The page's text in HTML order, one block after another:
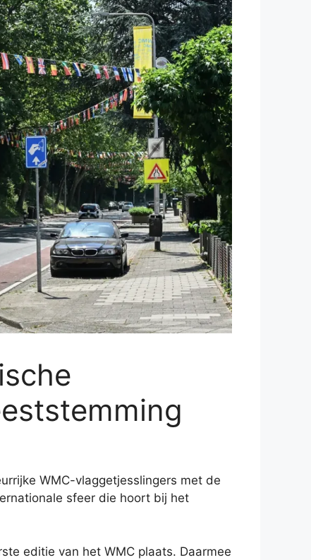
WMC-vlaggetjesslingers met de
sfeer die hoort bij het
editie van het WMC plaats. Daarmee